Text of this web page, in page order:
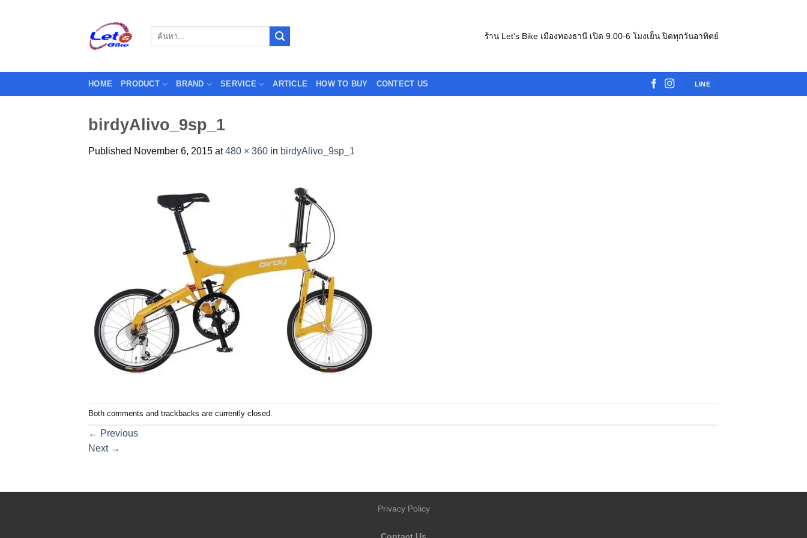
Search
ร้าน Let's Bike เมืองทองธานี เปิด 9.00-6 โมงเย็น ปิดทุกวันอาทิตย์
HOME PRODUCT BRAND SERVICE ARTICLE HOW TO BUY CONTECT US LINE
birdyAlivo_9sp_1
Published November 6, 2015 at480 × 360 in birdyAlivo_9sp_1
Both comments and trackbacks are currently closed.
← Previous
Next →
Privacy Policy